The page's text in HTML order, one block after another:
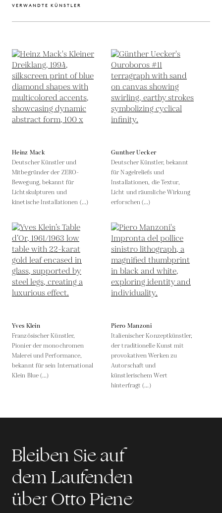
VERWANDTE KÜNSTLER
Heinz Mack
Deutscher Künstler und
Mitbegründer der ZERO-
Bewegung, bekannt für
Lichtskulpturen und
kinetische Installationen (...)
Gunther Uecker
Deutscher Künstler, bekannt
für Nagelreliefs und
Installationen, die Textur,
Licht und räumliche Wirkung
erforschen (...)
Yves Klein
Französischer Künstler,
Pionier der monochromen
Malerei und Performance,
bekannt für sein International
Klein Blue (...)
Piero Manzoni
Italienischer Konzeptkünstler,
der traditionelle Kunst mit
provokativen Werken zu
Autorschaft und
künstlerischem Wert
hinterfragt (...)
Bleiben Sie auf
dem Laufenden
über Otto Piene